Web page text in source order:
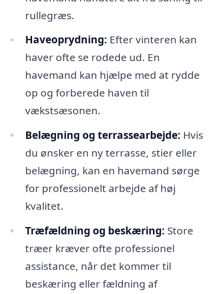
rullegræs.
Haveoprydning: Efter vinteren kan
haver ofte se rodede ud. En
havemand kan hjælpe med at rydde
op og forberede haven til
vækstsæsonen.
Belægning og terrassearbejde: Hvis
du ønsker en ny terrasse, stier eller
belægning, kan en havemand sørge
for professionelt arbejde af høj
kvalitet.
Træfældning og beskæring: Store
træer kræver ofte professionel
assistance, når det kommer til
beskæring eller fældning af